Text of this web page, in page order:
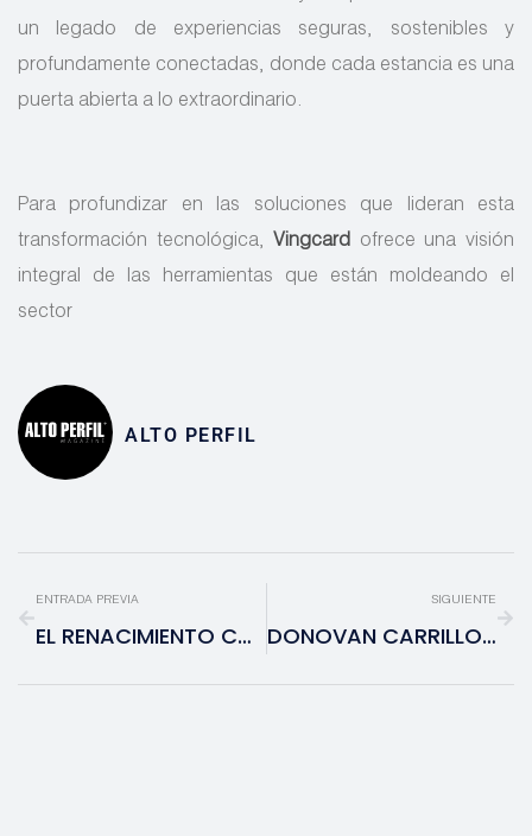
un legado de experiencias seguras, sostenibles y
profundamente conectadas, donde cada estancia es una
puerta abierta a lo extraordinario.
Para profundizar en las soluciones que lideran esta
transformación tecnológica, Vingcard ofrece una visión
integral de las herramientas que están moldeando el
sector
ALTO PERFIL
ENTRADA PREVIA
EL RENACIMIENTO CULTURAL DE JAPÓN: LA NUEVA ERA DEL VIAJE CONSCIENTE PARA EL MEXICANO
SIGUIENTE
DONOVAN CARRILLO EN MILÁN 2026: LA RESILIENCIA DE UN LÍDER QUE HACE HISTORIA SOBRE EL HIELO